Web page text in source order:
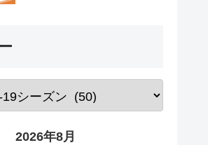
2026年8月